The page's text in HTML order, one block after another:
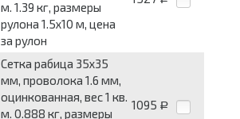
м. 1.39 кг, размеры
рулона 1.5x10 м, цена
за рулон
Сетка рабица 35x35
мм, проволока 1.6 мм,
оцинкованная, вес 1 кв.
м. 0.888 кг, размеры
1095 Р